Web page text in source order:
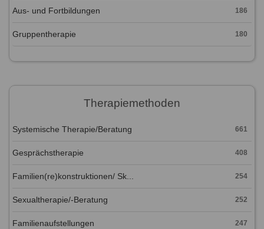
Aus- und Fortbildungen 186
Gruppentherapie 180
Therapiemethoden
Systemische Therapie/Beratung 661
Gesprächstherapie 408
Familien(re)konstruktionen/ Sk... 254
Sexualtherapie/-Beratung 252
Familienaufstellungen 247